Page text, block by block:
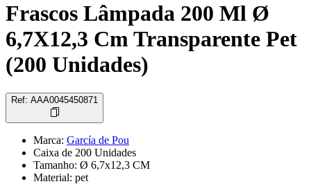
Frascos Lâmpada 200 Ml Ø
6,7X12,3 Cm Transparente Pet
(200 Unidades)
Ref: AAA0045450871
Marca: García de Pou
Caixa de 200 Unidades
Tamanho: Ø 6,7x12,3 CM
Material: pet